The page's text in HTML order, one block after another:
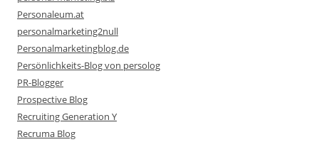
Personaleum.at
personalmarketing2null
Personalmarketingblog.de
Persönlichkeits-Blog von persolog
PR-Blogger
Prospective Blog
Recruiting Generation Y
Recruma Blog